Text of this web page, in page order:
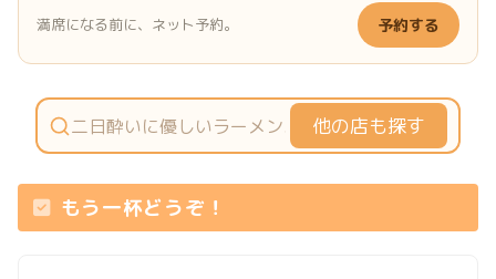
満席になる前に、ネット予約。 予約する
他の店も探す
もう一杯どうぞ！